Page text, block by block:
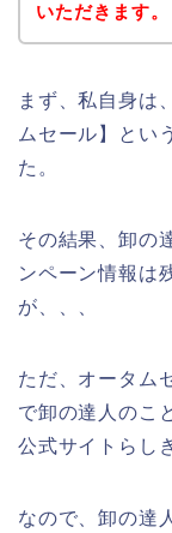
いただきます。
まず、私自身は
ムセール】とい
た。
その結果、卸の
ンペーン情報は
が、、、
ただ、オータム
で卸の達人のこ
公式サイトらし
なので、卸の達